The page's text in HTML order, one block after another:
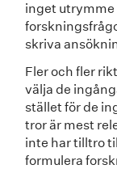
inget utrymme
skriva
Fler och fler
välja de
stället för de
tror är mest
inte har tilltro
formulera